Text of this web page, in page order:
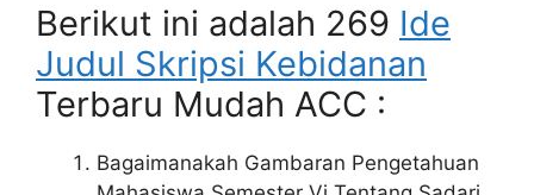
Berikut ini adalah 269 Ide
Judul Skripsi Kebidanan
Terbaru Mudah ACC :
Bagaimanakah Gambaran Pengetahuan